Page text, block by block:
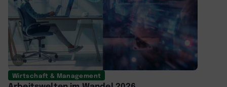
AI
Wirtschaft & Management